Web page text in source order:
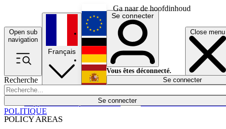
Ga naar de hoofdinhoud
Open sub
navigation
Close menu
Recherche
Se connecter
POLICY AREAS
Économie
Français
English
Deutsch
Español
Se connecter
Vous êtes déconnecté.
Se connecter
POLITIQUE